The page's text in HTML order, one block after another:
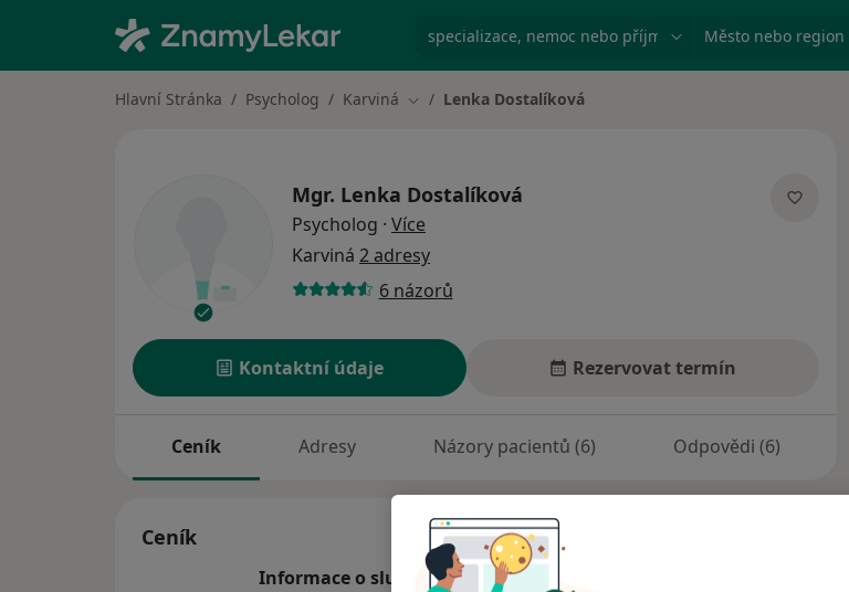
specializace, nemoc nebo příjmení Město nebo region
Hlavní Stránka Psycholog Karviná Změna města
Lenka Dostalíková
Mgr. Lenka Dostalíková
Psycholog · Více
Karviná 2 adresy
6 názorů
Kontaktní údaje Rezervovat termín
Ceník Adresy Názory pacientů (6) Odpovědi (6)
Ceník
Informace o službách a cenách nejsou k dispozici